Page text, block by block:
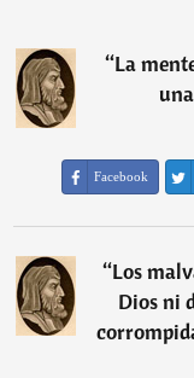
“La
Facebook
“Los
Dios ni